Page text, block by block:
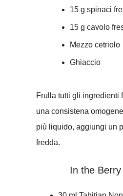
15 g spinaci
15 g cavolo
Mezzo cetriolo
Ghiaccio
Frulla tutti gli ingredienti
una consistena
più liquido, aggiungi un
fredda.
In the